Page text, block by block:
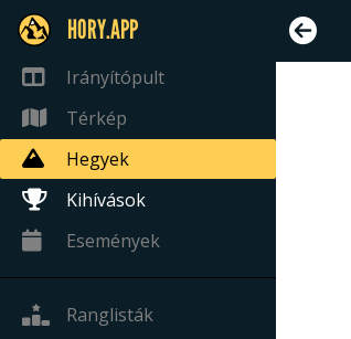
HORY.APP
Irányítópult
Térkép
Hegyek
Kihívások
Események
Ranglisták